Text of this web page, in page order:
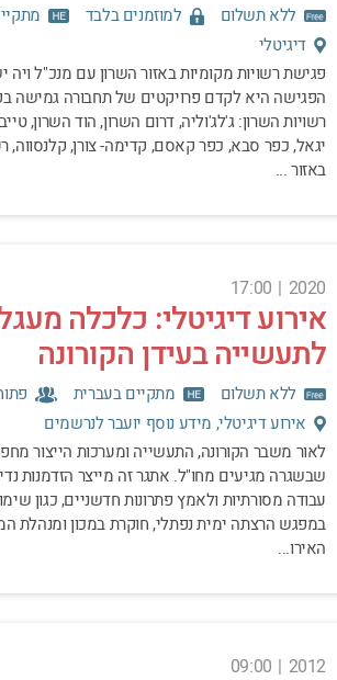
ללא תשלום למוזמנים בלבד
דיגיטלי
הפגישה היא לקדם פרויקטים של תחבורה גמישה
רשויות השרון: ג'לג'וליה, דרום השרון, הוד השרון,
יגאל, כפר סבא, כפר קאסם, קדימה- צורן,
באזור ...
2020
|
17:00
אירוע דיגיטלי: כלכלה
לתעשייה בעידן הקורונה
ללא תשלום מתקיים בעברית
אירוע דיגיטלי, מידע נוסף יועבר לנרשמים
לאור משבר הקורונה, התעשייה ומערכות הייצור
שבשגרה מגיעים מחו"ל. אתגר זה מייצר הזדמנות
עבודה מסורתיות ולאמץ פתרונות חדשניים, כגון
האירו...
2012
|
09:00